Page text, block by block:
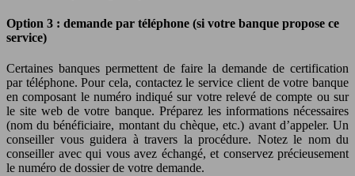
Option 3 : demande par téléphone (si votre banque propose ce
service)
Certaines banques permettent de faire la demande de certification
par téléphone. Pour cela, contactez le service client de votre banque
en composant le numéro indiqué sur votre relevé de compte ou sur
le site web de votre banque. Préparez les informations nécessaires
(nom du bénéficiaire, montant du chèque, etc.) avant d’appeler. Un
conseiller vous guidera à travers la procédure. Notez le nom du
conseiller avec qui vous avez échangé, et conservez précieusement
le numéro de dossier de votre demande.